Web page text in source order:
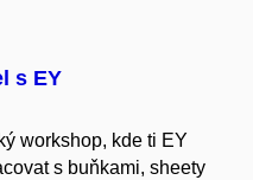
s EY
workshop, kde ti EY
s buňkami, sheety